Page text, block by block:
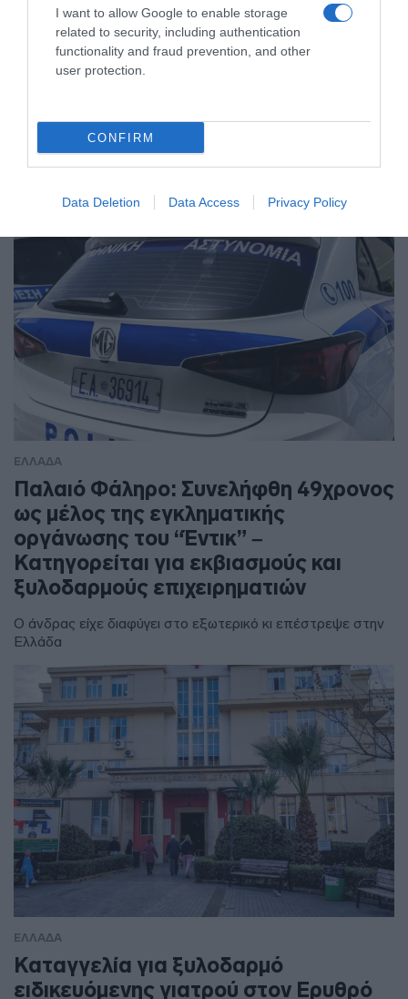
I want to allow Google to enable storage
related to security, including authentication
functionality and fraud prevention, and other
user protection.
CONFIRM
Data Deletion Data Access Privacy Policy
ΕΛΛΑΔΑ
ΕΛΛΑΔΑ
Παλαιό Φάληρο: Συνελήφθη 49χρονος
ως μέλος της εγκληματικής
οργάνωσης του “Έντικ” –
Κατηγορείται για εκβιασμούς και
ξυλοδαρμούς επιχειρηματιών
Ο άνδρας είχε διαφύγει στο εξωτερικό κι επέστρεψε στην
Ελλάδα
ΕΛΛΑΔΑ
Καταγγελία για ξυλοδαρμό
ειδικευόμενης γιατρού στον Ερυθρό